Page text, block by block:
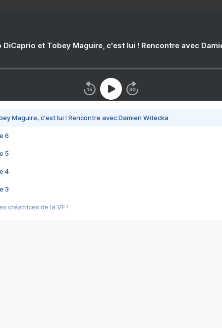
DiCaprio et Tobey Maguire, c'est lui ! Rencontre avec
Maguire, c'est lui ! Rencontre avec Damien Witecka
6
5
4
3
créatrices de la VF !